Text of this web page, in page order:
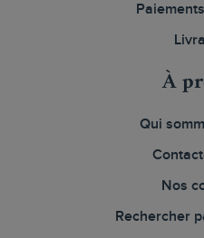
À
Qui
Nos
Rechercher